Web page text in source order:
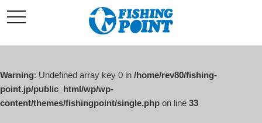
ン
ン
へ
ス
キ
t
o
l
v
i
a
Warning: Undefined array key 0 in /home/rev80/fishing-
point.jp/public_html/wp/wp-
content/themes/fishingpoint/single.php on line 33